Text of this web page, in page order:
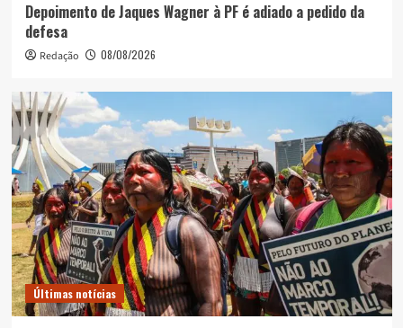
Depoimento de Jaques Wagner à PF é adiado a pedido da
defesa
Redação 08/08/2026
Últimas notícias